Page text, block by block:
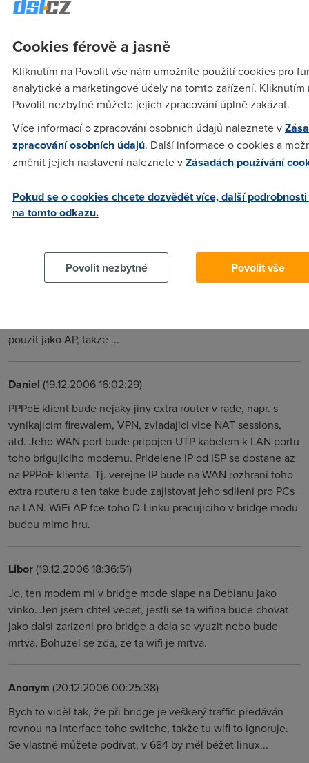
http://www.cz.o2.com/techzona/cz/koncova_zarizeni/
Daniel(19.12.2006 14:43:03)
Nargon(19.12.2006 15:21:35)
nebo vypnuta. Na internet by se melo pripojit jen jedno
zarizeni, to ktere vytvori PPP spojeni. A z principu je uplne
nebo wifi.
pouzit jako AP, takze ...
Daniel (19.12.2006 16:02:29)
PPPoE klient bude nejaky jiny extra router v rade, napr. s
vynikajicim firewalem, VPN, zvladajici vice NAT sessions,
atd. Jeho WAN port bude pripojen UTP kabelem k LAN portu
toho brigujiciho modemu. Pridelene IP od ISP se dostane az
na PPPoE klienta. Tj. verejne IP bude na WAN rozhrani toho
extra routeru a ten take bude zajistovat jeho sdileni pro PCs
na LAN. WiFi AP fce toho D-Linku pracujiciho v bridge modu
budou mimo hru.
Libor(19.12.2006 18:36:51)
Jo, ten modem mi v bridge mode slape na Debianu jako
vinko. Jen jsem chtel vedet, jestli se ta wifina bude chovat
jako dalsi zarizeni pro bridge a dala se vyuzit nebo bude
mrtva. Bohuzel se zda, ze ta wifi je mrtva.
Anonym (20.12.2006 00:25:38)
Bych to viděl tak, že při bridge je veškerý traffic předáván
rovnou na interface toho switche, takže tu wifi to ignoruje.
Se vlastně můžete podívat, v 684 by měl běžet linux...
Cookies férově a jasně
Kliknutím na Povolit vše nám umožníte použití cookies pro
analytické a marketingové účely na tomto zařízení. Kliknutím
Povolit nezbytné můžete jejich zpracování úplně zakázat.
Více informací o zpracování osobních údajů naleznete v
zpracování osobních údajů. Další informace o cookies a
změnit jejich nastavení naleznete vZásadách používání
Pokud se o cookies chcete dozvědět více, další
na tomto odkazu.
Povolit nezbytné Povolit vše